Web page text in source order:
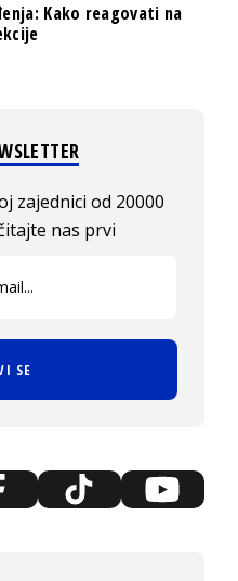
Kako reagovati na
zajednici od 20000
nas prvi
SE